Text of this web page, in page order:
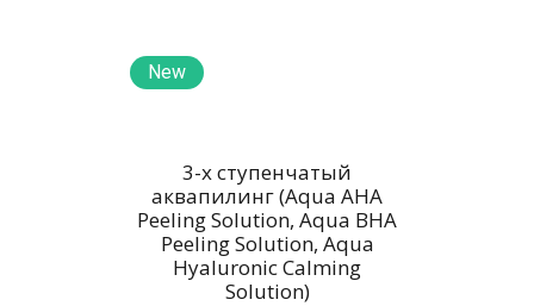
New
3-х ступенчатый
аквапилинг (Aqua AHA
Peeling Solution, Aqua BHA
Peeling Solution, Aqua
Hyaluronic Calming
Solution)